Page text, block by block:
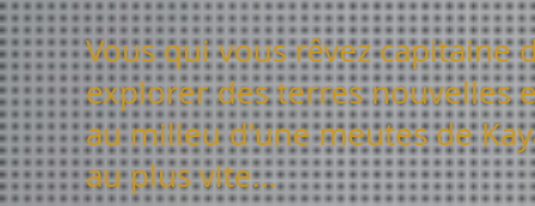
Vous qui vous rêvez
explorer des terres nouvelles
au milieu d'une meutes de
au plus vite...